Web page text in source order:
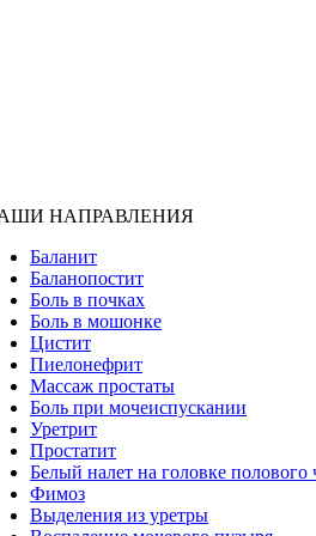
НАПРАВЛЕНИЯ
Баланит
Баланопостит
Боль в почках
Боль в мошонке
Цистит
Пиелонефрит
Массаж простаты
Боль при мочеиспускании
Уретрит
Простатит
Белый налет на головке полового
Фимоз
Выделения из уретры